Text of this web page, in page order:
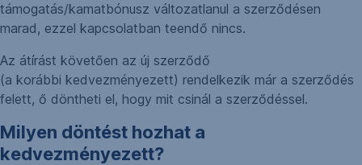
támogatás/kamatbónusz változatlanul a szerződésen
marad, ezzel kapcsolatban teendő nincs.
Az átírást követően az új szerződő
(a korábbi kedvezményezett) rendelkezik már a szerződés
felett, ő döntheti el, hogy mit csinál a szerződéssel.
Milyen döntést hozhat a
kedvezményezett?